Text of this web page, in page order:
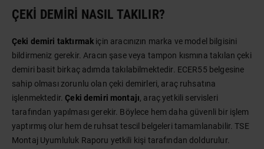
ÇEKI DEMIRI NASIL TAKILIR?
Çeki demiri taktırmak için aracınızın marka ve model bilgisini
bildirmeniz gerekir. Aracın şase veya tampon kısmına takılan çeki
demiri basit birkaç adımda takılabilmektedir. ECER55 belgesine
sahip olması zorunlu olan çeki demirleri, araç ruhsatına
işlenmektedir.Çeki demiri montajı, araç yetkili servisleri
tarafından yapılması gerekir. Böylece hem daha güvenli bir işlem
yaptırmış olur hem de ruhsat tescil belgeleri tamamlanabilir. TSE
Montaj Uyumluluk Raporu yetkili kişi tarafından doldurulur.